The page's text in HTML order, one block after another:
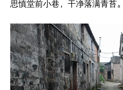
思慎堂前小巷，干净落满青苔。